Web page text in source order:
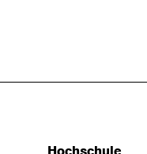
Hochschule